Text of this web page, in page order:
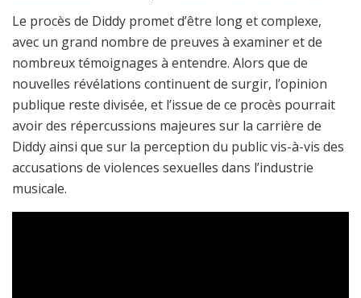
Le procès de Diddy promet d’être long et complexe,
avec un grand nombre de preuves à examiner et de
nombreux témoignages à entendre. Alors que de
nouvelles révélations continuent de surgir, l’opinion
publique reste divisée, et l’issue de ce procès pourrait
avoir des répercussions majeures sur la carrière de
Diddy ainsi que sur la perception du public vis-à-vis des
accusations de violences sexuelles dans l’industrie
musicale.